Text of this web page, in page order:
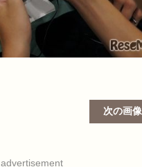
次の画像
advertisement